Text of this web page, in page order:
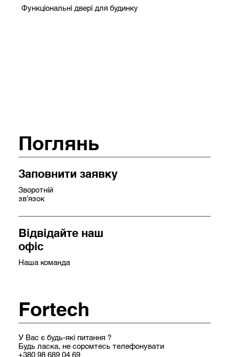
Функціональні двері для будинку
Поглянь
Заповнити заявку
Зворотній
зв'язок
Відвідайте наш
офіс
Наша команда
Fortech
У Вас є будь-які питання ?
Будь ласка, не соромтесь телефонувати
+380 98 689 04 69